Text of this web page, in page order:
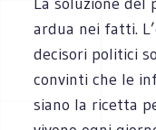
ardua nei fatti.
decisori politici
convinti che le
siano la ricetta